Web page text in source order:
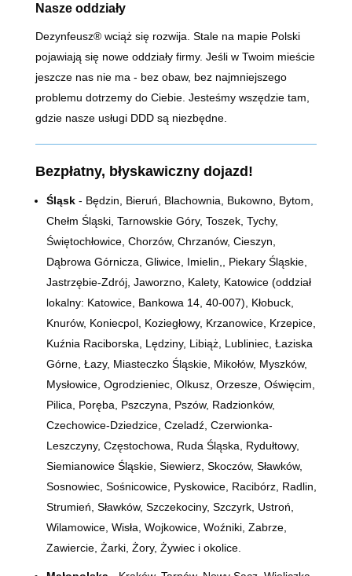
Nasze oddziały
Dezynfeusz® wciąż się rozwija. Stale na mapie Polski
pojawiają się nowe oddziały firmy. Jeśli w Twoim mieście
jeszcze nas nie ma - bez obaw, bez najmniejszego
problemu dotrzemy do Ciebie. Jesteśmy wszędzie tam,
gdzie nasze usługi DDD są niezbędne.
Bezpłatny, błyskawiczny dojazd!
Śląsk- Będzin, Bieruń, Blachownia, Bukowno, Bytom,
Chełm Śląski, Tarnowskie Góry, Toszek, Tychy,
Świętochłowice, Chorzów, Chrzanów, Cieszyn,
Dąbrowa Górnicza, Gliwice, Imielin,, Piekary Śląskie,
Jastrzębie-Zdrój, Jaworzno, Kalety, Katowice (oddział
lokalny: Katowice, Bankowa 14, 40-007) , Kłobuck,
Knurów, Koniecpol, Koziegłowy, Krzanowice, Krzepice,
Kuźnia Raciborska, Lędziny, Libiąż, Lubliniec, Łaziska
Górne, Łazy, Miasteczko Śląskie, Mikołów, Myszków,
Mysłowice, Ogrodzieniec, Olkusz, Orzesze, Oświęcim,
Pilica, Poręba, Pszczyna, Pszów, Radzionków,
Czechowice-Dziedzice, Czeladź, Czerwionka-
Leszczyny, Częstochowa, Ruda Śląska, Rydułtowy,
Siemianowice Śląskie, Siewierz, Skoczów, Sławków,
Sosnowiec, Sośnicowice, Pyskowice, Racibórz, Radlin,
Strumień, Sławków, Szczekociny, Szczyrk, Ustroń,
Wilamowice, Wisła, Wojkowice, Woźniki, Zabrze,
Zawiercie, Żarki, Żory, Żywiec i okolice.